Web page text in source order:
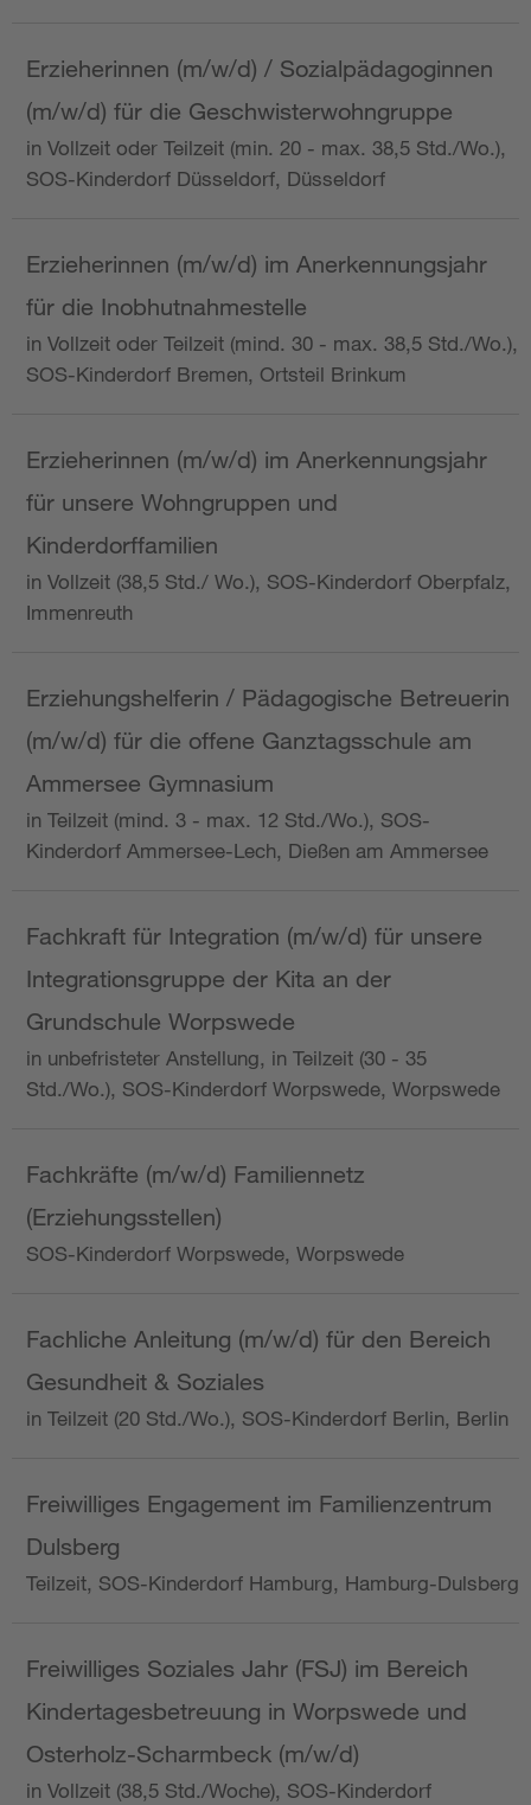
Erzieherinnen (m/w/d) / Sozialpädagoginnen
(m/w/d) für die Geschwisterwohngruppe
in Vollzeit oder Teilzeit (min. 20 - max. 38,5 Std./Wo.),
SOS-Kinderdorf Düsseldorf, Düsseldorf
Erzieherinnen (m/w/d) im Anerkennungsjahr
für die Inobhutnahmestelle
in Vollzeit oder Teilzeit (mind. 30 - max. 38,5 Std./Wo.),
SOS-Kinderdorf Bremen, Ortsteil Brinkum
Erzieherinnen (m/w/d) im Anerkennungsjahr
für unsere Wohngruppen und
Kinderdorffamilien
in Vollzeit (38,5 Std./ Wo.), SOS-Kinderdorf Oberpfalz,
Immenreuth
Erziehungshelferin / Pädagogische Betreuerin
(m/w/d) für die offene Ganztagsschule am
Ammersee Gymnasium
in Teilzeit (mind. 3 - max. 12 Std./Wo.), SOS-
Kinderdorf Ammersee-Lech, Dießen am Ammersee
Fachkraft für Integration (m/w/d) für unsere
Integrationsgruppe der Kita an der
Grundschule Worpswede
in unbefristeter Anstellung, in Teilzeit (30 - 35
Std./Wo.), SOS-Kinderdorf Worpswede, Worpswede
Fachkräfte (m/w/d) Familiennetz
(Erziehungsstellen)
SOS-Kinderdorf Worpswede, Worpswede
Fachliche Anleitung (m/w/d) für den Bereich
Gesundheit & Soziales
in Teilzeit (20 Std./Wo.), SOS-Kinderdorf Berlin, Berlin
Freiwilliges Engagement im Familienzentrum
Dulsberg
Teilzeit, SOS-Kinderdorf Hamburg, Hamburg-Dulsberg
Freiwilliges Soziales Jahr (FSJ) im Bereich
Kindertagesbetreuung in Worpswede und
Osterholz-Scharmbeck (m/w/d)
in Vollzeit (38,5 Std./Woche), SOS-Kinderdorf